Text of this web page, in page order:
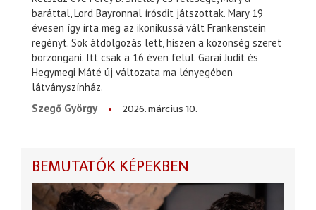
baráttal, Lord Bayronnal írósdit játszottak. Mary 19
évesen így írta meg az ikonikussá vált Frankenstein
regényt. Sok átdolgozás lett, hiszen a közönség szeret
borzongani. Itt csak a 16 éven felül. Garai Judit és
Hegymegi Máté új változata ma lényegében
látványszínház.
Szegő György
2026. március 10.
BEMUTATÓK KÉPEKBEN